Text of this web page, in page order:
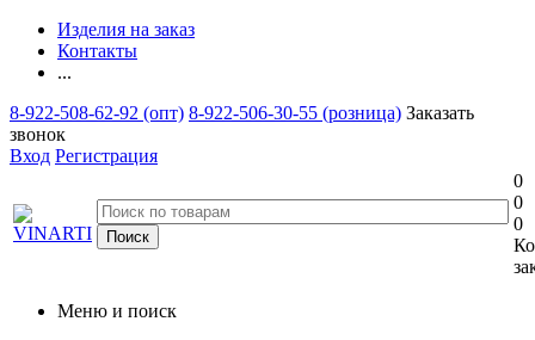
Изделия на заказ
Контакты
...
8-922-508-62-92 (опт) 8-922-506-30-55 (розница) Заказать
звонок
Вход Регистрация
0
0
0
Меню и поиск